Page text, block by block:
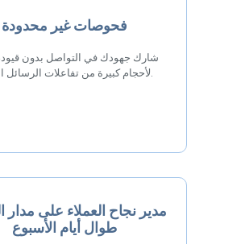
فحوصات غير محدودة
شارك جهودك في التواصل بدون
لأحجام كبيرة من تفاعلات الرسائل النصية.
مدير نجاح العملاء على مدار
طوال أيام الأسبوع